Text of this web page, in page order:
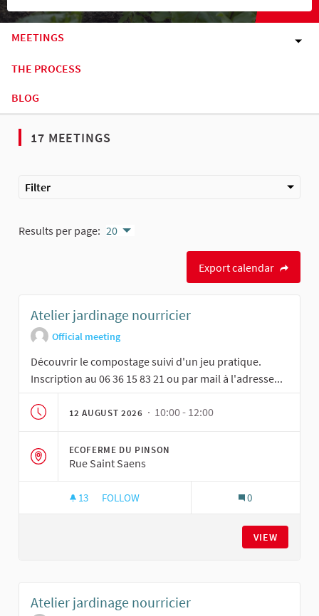
MEETINGS
THE PROCESS
BLOG
17 MEETINGS
Filter
Results per page: 20
Export calendar
Atelier jardinage nourricier
Official meeting
Découvrir le compostage suivi d'un jeu pratique.
Inscription au 06 36 15 83 21 ou par mail à l'adresse...
12 AUGUST 2026 · 10:00 - 12:00
ECOFERME DU PINSON
Rue Saint Saens
13 13 FOLLOWERS
FOLLOW 0
VIEW
Atelier jardinage nourricier